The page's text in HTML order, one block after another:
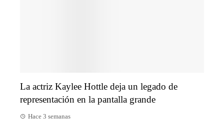
La actriz Kaylee Hottle deja un legado de
representación en la pantalla grande
Hace 3 semanas